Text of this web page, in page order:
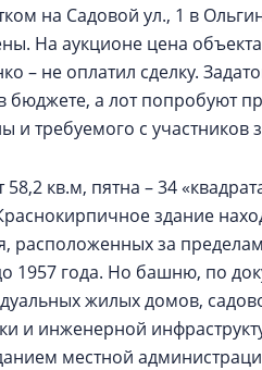
на Садовой ул., 1 в
На аукционе цена
– не оплатил сделку.
бюджете, а лот попробуют
и требуемого с участников
кв.м, пятна – 34
здание
расположенных за
1957 года. Но башню, по
жилых домов,
и инженерной
местной